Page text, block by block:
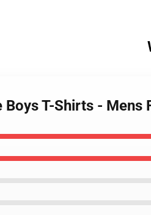
T-Shirts - Mens